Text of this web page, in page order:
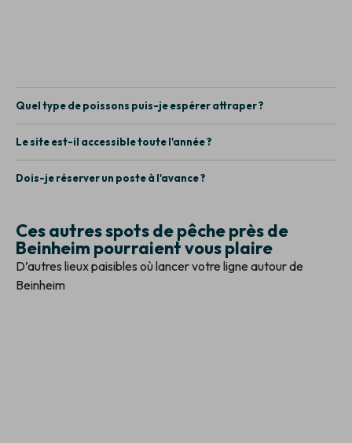
Quel type de poissons puis-je espérer attraper ?
Le site est-il accessible toute l'année ?
Dois-je réserver un poste à l'avance ?
Ces autres spots de pêche près de
Beinheim pourraient vous plaire
D’autres lieux paisibles où lancer votre ligne autour de
Beinheim